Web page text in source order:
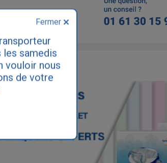
les samedis
vouloir nous
de votre
Fermer